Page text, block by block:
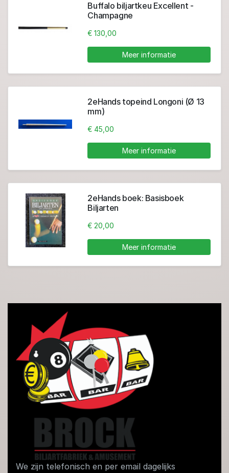
Buffalo biljartkeu Excellent -
Champagne
€ 130,00
Meer informatie
2eHands topeind Longoni (Ø 13
mm)
€ 45,00
Meer informatie
2eHands boek: Basisboek
Biljarten
€ 20,00
Meer informatie
We zijn telefonisch en per email dagelijks